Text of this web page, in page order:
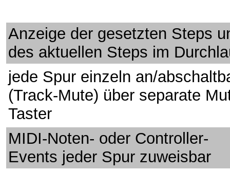
Anzeige der gesetzten Steps
des aktuellen Steps im
jede Spur einzeln an/
(Track-Mute) über separate
Taster
MIDI-Noten- oder Controller-
Events jeder Spur zuweisbar